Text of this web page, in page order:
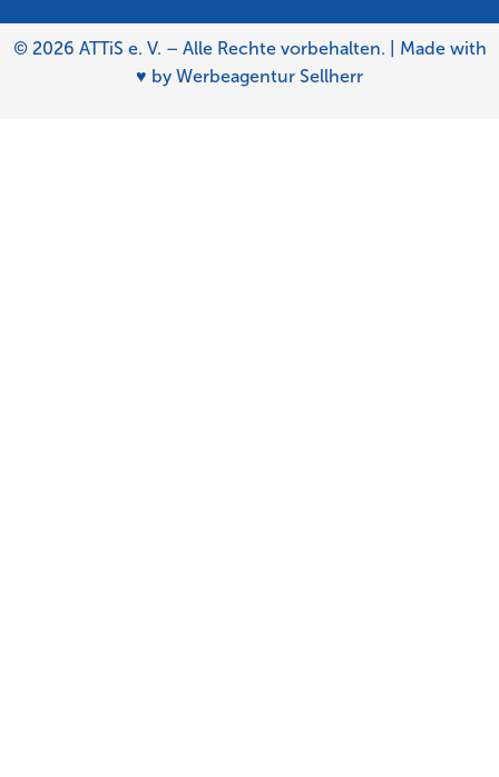
© 2026 ATTiS e. V. – Alle Rechte vorbehalten. | Made with
♥ by Werbeagentur Sellherr